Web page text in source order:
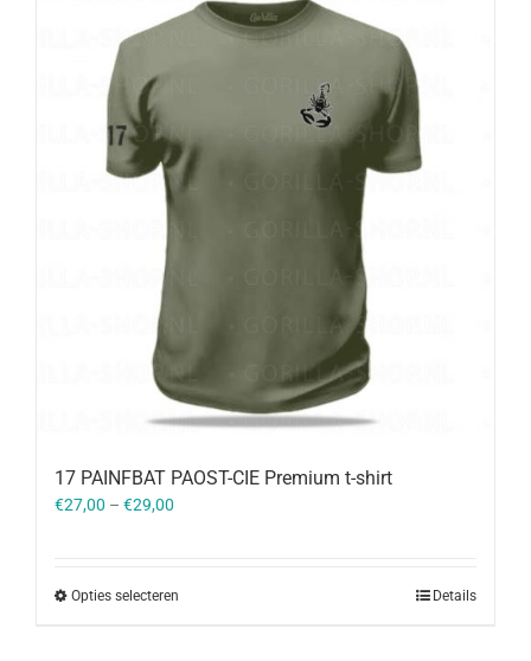
17 PAINFBAT PAOST-CIE Premium t-shirt
€27,00 – €29,00
Opties selecteren Details